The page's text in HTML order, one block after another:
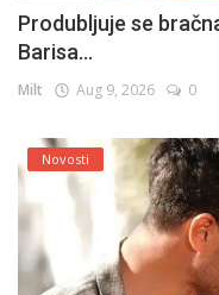
Produbljuje se
Barisa...
Milt Aug 9, 2026 0
Novosti